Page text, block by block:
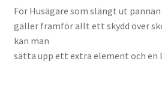
För Husägare som slängt ut pannan
gäller framför allt ett skydd över
kan man
sätta upp ett extra element och en